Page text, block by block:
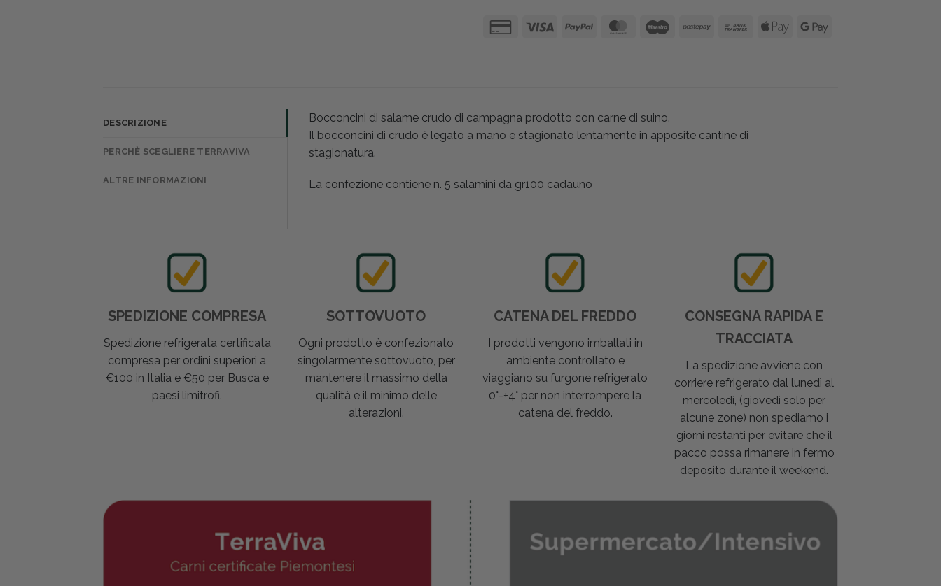
DESCRIZIONE
PERCHÈ SCEGLIERE TERRAVIVA
ALTRE INFORMAZIONI
Bocconcini di salame crudo di campagna prodotto con carne di suino.
Il bocconcini di crudo è legato a mano e stagionato lentamente in apposite cantine di
stagionatura.
La confezione contiene n. 5 salamini da gr100 cadauno
SPEDIZIONE COMPRESA
Spedizione refrigerata certificata
compresa per ordini superiori a
€100 in Italia e €50 per Busca e
paesi limitrofi.
SOTTOVUOTO
Ogni prodotto è confezionato
singolarmente sottovuoto, per
mantenere il massimo della
qualità e il minimo delle
alterazioni.
CATENA DEL FREDDO
I prodotti vengono imballati in
ambiente controllato e
viaggiano su furgone refrigerato
0°-+4° per non interrompere la
catena del freddo.
CONSEGNA RAPIDA E
TRACCIATA
La spedizione avviene con
corriere refrigerato dal lunedì al
mercoledì, (giovedì solo per
alcune zone) non spediamo i
giorni restanti per evitare che il
pacco possa rimanere in fermo
deposito durante il weekend.